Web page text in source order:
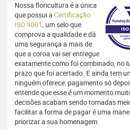
Nossa floricultura é a única
que possui a Certificação
ISO 9001, um selo que
comprova a qualidade e dá
uma segurança a mais de
que a coroa vai ser entregue
exatamente como foi combinado, no
prazo que foi acertado. E ainda tem
ninguém oferece: pagamento só
entende que esse é um momento
decisões acabam sendo tomadas
facilitar a forma de pagar é uma
priorizar a sua homenagem.